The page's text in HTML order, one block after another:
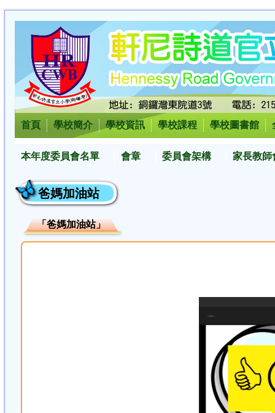
首頁 學校簡介 學校資訊 學校課程 學校圖書館
本年度委員會名單 會章 委員會架構 家長教師
爸媽加油站
「爸媽加油站」